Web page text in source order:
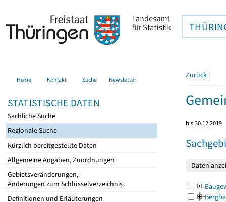
Home Kontakt Suche Newsletter
STATISTISCHE DATEN
Sachliche Suche
Regionale Suche
Kürzlich bereitgestellte Daten
Allgemeine Angaben, Zuordnungen
Gebietsveränderungen,
Änderungen zum Schlüsselverzeichnis
Definitionen und Erläuterungen
Zurück |
bis 30.12.2019